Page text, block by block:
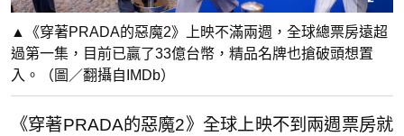
▲《穿著PRADA的惡魔2》上映不滿兩週，全球總票房遠超
過第一集，目前已贏了33億台幣，精品名牌也搶破頭想置
入。（圖／翻攝自IMDb）
《穿著PRADA的惡魔2》全球上映不到兩週票房就